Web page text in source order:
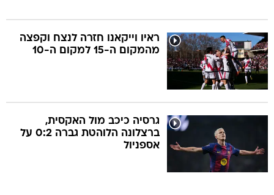
ראיו וייקאנו חזרה לנצח וקפצה
מהמקום ה-15 למקום ה-10
גרסיה כיכב מול האקסית,
ברצלונה הלוהטת גברה 0:2 על
אספניול